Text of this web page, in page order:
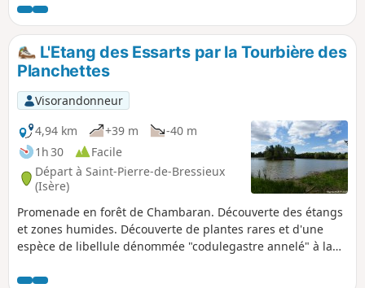
RANDONNEURS (SES) QUI PARCOURENT MES RANDONNEES
vous pouvez mettre des photos en indiquant l'emplacement
sur le circuit.
L'Etang des Essarts par la Tourbière des
Planchettes
Visorandonneur
4,94 km
+39 m
-40 m
1h 30
Facile
Départ à Saint-Pierre-de-Bressieux
(Isère)
Promenade en forêt de Chambaran. Découverte des étangs
et zones humides. Découverte de plantes rares et d'une
espèce de libellule dénommée "codulegastre annelé" à la